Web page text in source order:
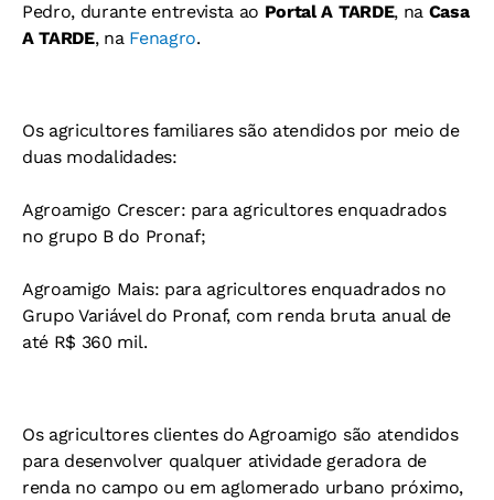
Pedro, durante entrevista ao Portal A TARDE, na Casa
A TARDE, na Fenagro.
Os agricultores familiares são atendidos por meio de
duas modalidades:
Agroamigo Crescer: para agricultores enquadrados
no grupo B do Pronaf;
Agroamigo Mais: para agricultores enquadrados no
Grupo Variável do Pronaf, com renda bruta anual de
até R$ 360 mil.
Os agricultores clientes do Agroamigo são atendidos
para desenvolver qualquer atividade geradora de
renda no campo ou em aglomerado urbano próximo,